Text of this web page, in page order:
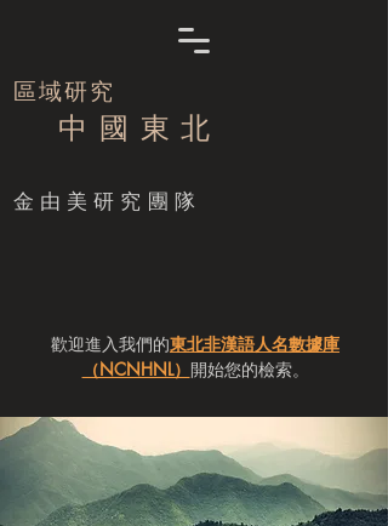
區域研究
中 國 東 北
​金由美研究團隊
歡迎進入我們的東北非漢語人名數據庫
（NCNHNL） 開始您的檢索。